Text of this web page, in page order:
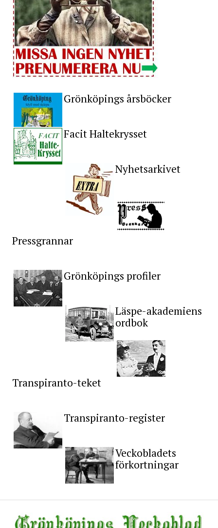
Grönköpings årsböcker
Facit Haltekrysset
Nyhetsarkivet
Pressgrannar
Grönköpings profiler
Läspe-akademiens
ordbok
Transpiranto-teket
Transpiranto-register
Veckobladets
förkortningar